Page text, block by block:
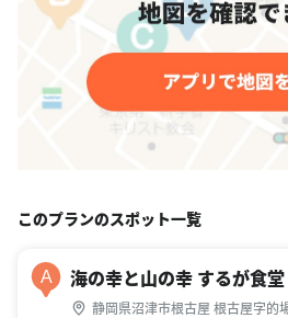
このプランのスポット一覧
A 海の幸と山の幸 するが食堂
静岡県沼津市根古屋 根古屋字的